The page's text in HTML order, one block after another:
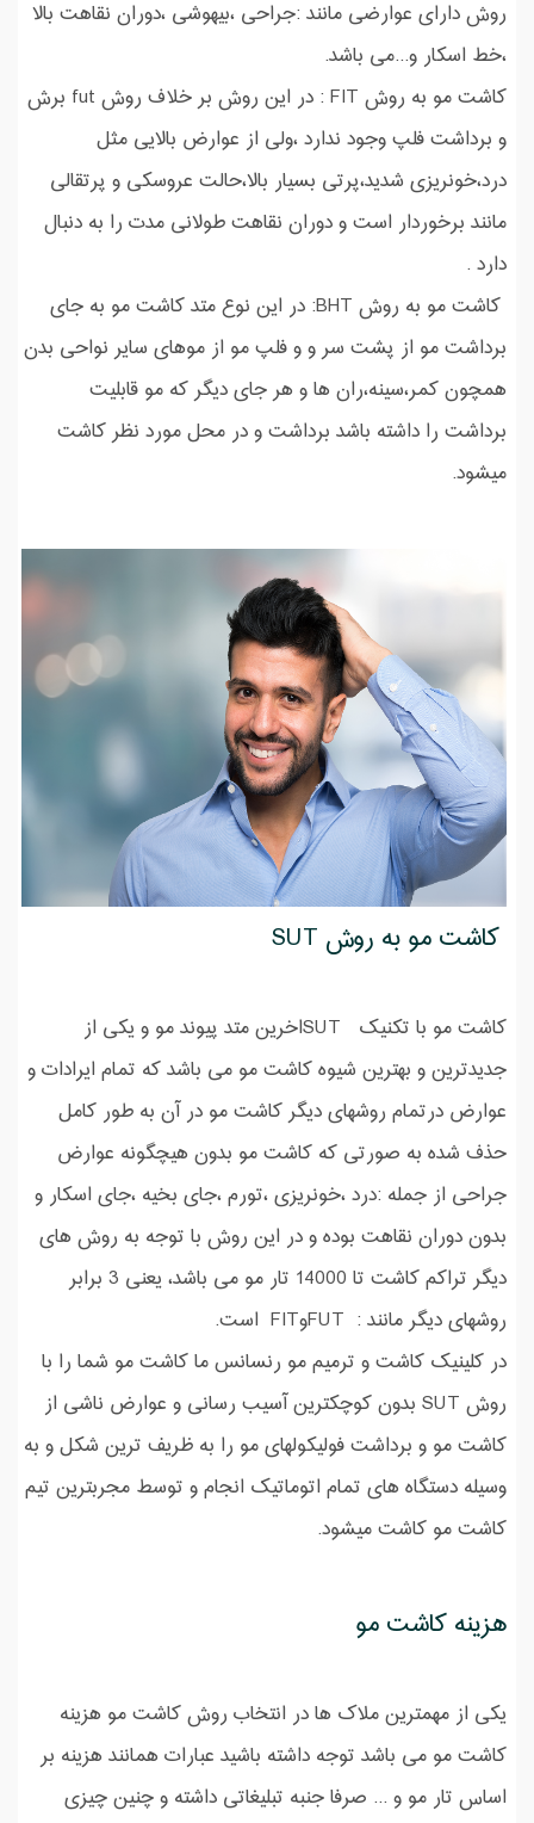
روش دارای عوارضی مانند :جراحی ،بیهوشی ،دوران نقاهت بالا
،خط اسکار و...می باشد.
کاشت مو به روش FIT : در این روش بر خلاف روش fut برش
و برداشت فلپ وجود ندارد ،ولی از عوارض بالایی مثل
درد،خونریزی شدید،پرتی بسیار بالا،حالت عروسکی و پرتقالی
مانند برخوردار است و دوران نقاهت طولانی مدت را به دنبال
دارد .
کاشت مو به روش BHT: در این نوع متد کاشت مو به جای
برداشت مو از پشت سر و و فلپ مو از موهای سایر نواحی بدن
همچون کمر،سینه،ران ها و هر جای دیگر که مو قابلیت
برداشت را داشته باشد برداشت و در محل مورد نظر کاشت
میشود.
کاشت مو به روش SUT
کاشت مو با تکنیک SUTاخرین متد پیوند مو و یکی از
جدیدترین و بهترین شیوه کاشت مو می باشد که تمام ایرادات و
عوارض درتمام روشهای دیگر کاشت مو در آن به طور کامل
حذف شده به صورتی که کاشت مو بدون هیچگونه عوارض
جراحی از جمله :درد ،خونریزی ،تورم ،جای بخیه ،جای اسکار و
بدون دوران نقاهت بوده و در این روش با توجه به روش های
دیگر تراکم کاشت تا 14000 تار مو می باشد، یعنی 3 برابر
روشهای دیگر مانند : FUTوFIT است.
در کلینیک کاشت و ترمیم مو رنسانس ما کاشت مو شما را با
روش SUT بدون کوچکترین آسیب رسانی و عوارض ناشی از
کاشت مو و برداشت فولیکولهای مو را به ظریف ترین شکل و به
وسیله دستگاه های تمام اتوماتیک انجام و توسط مجربترین تیم
کاشت مو کاشت میشود.
هزینه کاشت مو
یکی از مهمترین ملاک ها در انتخاب روش کاشت مو هزینه
کاشت مو می باشد توجه داشته باشید عبارات همانند هزینه بر
اساس تار مو و ... صرفا جنبه تبلیغاتی داشته و چنین چیزی